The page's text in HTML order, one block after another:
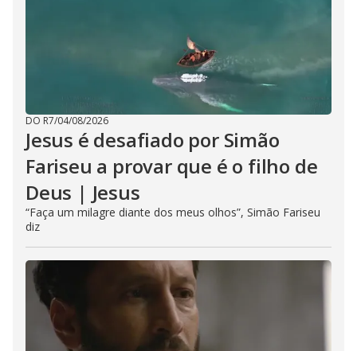
DO R7/04/08/2026
Jesus é desafiado por Simão
Fariseu a provar que é o filho de
Deus | Jesus
“Faça um milagre diante dos meus olhos”, Simão Fariseu
diz